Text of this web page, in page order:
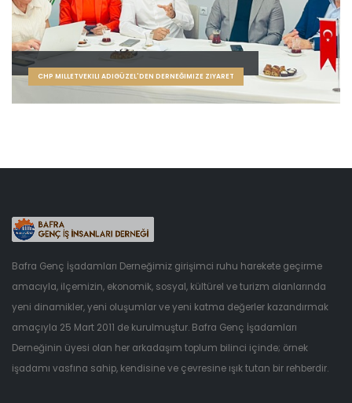
CHP MILLETVEKILI ADIGÜZEL'DEN DERNEĞIMIZE ZIYARET
Bafra Genç İşadamları Derneğimiz girişimci ruhu harekete geçirme
amacıyla, ilçemizin, ekonomik, sosyal, kültürel ve turizm alanlarında
yeni dinamikler, yeni oluşumlar ve yeni katma değerler kazandırmak
amaçıyla 25 Mart 2011 de kurulmuştur. Bafra Genç İşadamları
Derneğinin üyesi olan her arkadaşım toplum bilinci içinde; örnek
işadamı vasfına sahip, kendisine ve çevresine ışık tutan bir rehberdir.